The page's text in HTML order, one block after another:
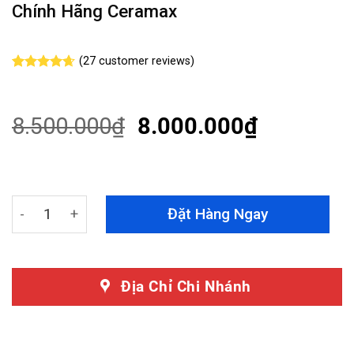
Chính Hãng Ceramax
customer
ratings
(27customer reviews)
8.500.000₫ 8.000.000₫
Dán Phim Cách Nhiệt Toyota Vios 2024 Chính Hãng
Đặt Hàng Ngay
Địa Chỉ Chi Nhánh